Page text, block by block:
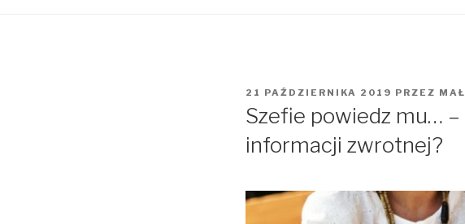
OPUBLIKOWANE
W
21 PAŹDZIERNIKA 2019 PRZEZ
Szefie powiedz mu…
informacji zwrotnej?